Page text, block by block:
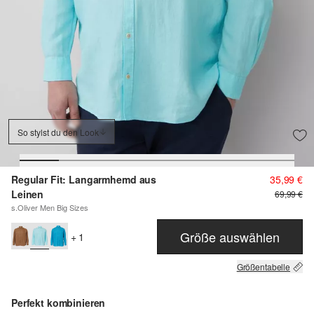
So stylst du den Look
Regular Fit: Langarmhemd aus
Leinen
s.Oliver Men Big Sizes
35,99 €
69,99 €
+ 1 Größe auswählen
Größentabelle
Perfekt kombinieren